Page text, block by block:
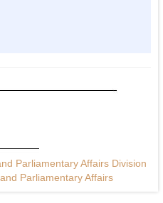
Parliamentary Affairs Division
Parliamentary Affairs